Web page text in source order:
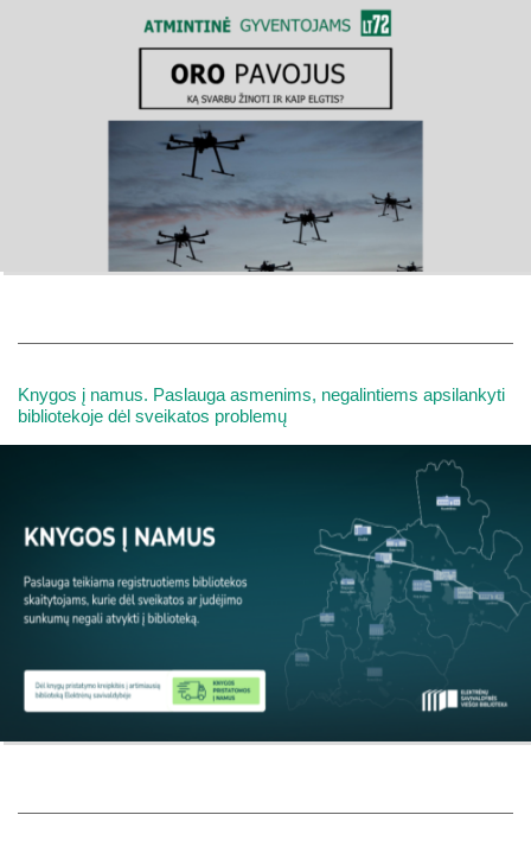
Knygos į namus. Paslauga asmenims, negalintiems apsilankyti
bibliotekoje dėl sveikatos problemų